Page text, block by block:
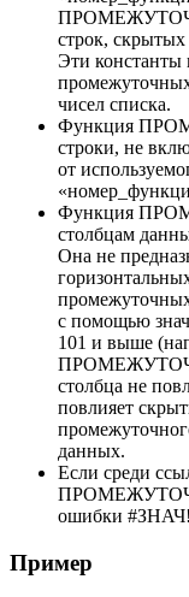
строк,
Эти константы
чисел списка.
Функция
строки, не
от
Функция
столбцам
Она не
с помощью
101 и выше
столбца не
повлияет
данных.
Если среди
ошибки
Пример